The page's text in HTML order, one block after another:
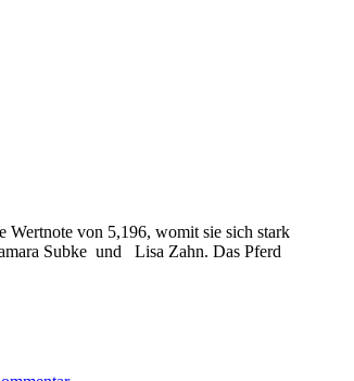
Wertnote von 5,196, womit sie sich stark
Subke und Lisa Zahn. Das Pferd